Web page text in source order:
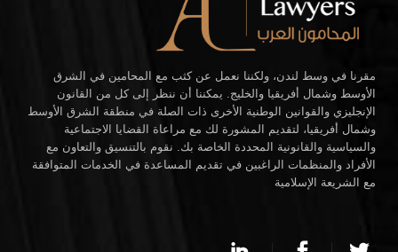
مقرنا في وسط لندن، ولكننا نعمل عن كثب مع المحامين في الشرق
الأوسط وشمال أفريقيا والخليج. يمكننا أن ننظر إلى كل من القانون
الإنجليزي والقوانين الوطنية الأخرى ذات الصلة في منطقة الشرق الأوسط
وشمال أفريقيا، لتقديم المشورة لك مع مراعاة القضايا الاجتماعية
والسياسية والقانونية المحددة الخاصة بك. نقوم بالتنسيق والتعاون مع
الأفراد والمنظمات الراغبين في تقديم المساعدة في الخدمات المتوافقة
مع الشريعة الإسلامية